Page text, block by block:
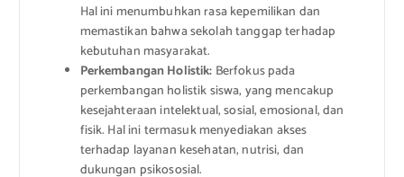
Hal ini menumbuhkan rasa kepemilikan dan
memastikan bahwa sekolah tanggap terhadap
kebutuhan masyarakat.
Perkembangan Holistik: Berfokus pada
perkembangan holistik siswa, yang mencakup
kesejahteraan intelektual, sosial, emosional, dan
fisik. Hal ini termasuk menyediakan akses
terhadap layanan kesehatan, nutrisi, dan
dukungan psikososial.